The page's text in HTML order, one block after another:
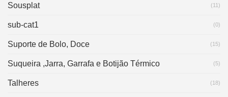
Sousplat (11)
sub-cat1 (0)
Suporte de Bolo, Doce (15)
Suqueira ,Jarra, Garrafa e Botijão Térmico (5)
Talheres (18)